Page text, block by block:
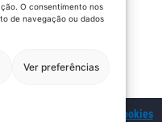
O consentimento nos
de navegação ou dados
Ver preferências
Política de Cookies